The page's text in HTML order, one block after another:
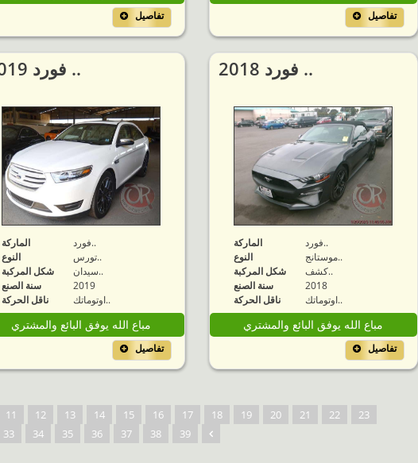
تفاصيل تفاصيل
2018 فورد ..
الماركة
فورد..
النوع
موستانج..
شكل المركبة
كشف..
سنة الصنع
2018
ناقل الحركة
اوتوماتك..
مباع الله يوفق البائع والمشتري
تفاصيل
2019 فورد ..
الماركة
فورد..
النوع
تورس..
شكل المركبة
سيدان..
سنة الصنع
2019
ناقل الحركة
اوتوماتك..
مباع الله يوفق البائع والمشتري
تفاصيل
11 12 13 14 15 16 17 18 19 20 21 22
23
33 34 35 36 37 38 39